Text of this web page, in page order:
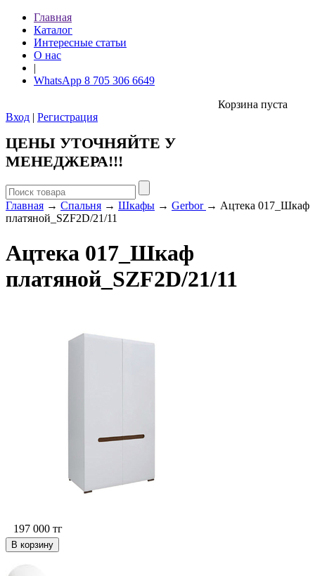
Главная
Каталог
Интересные статьи
О нас
|
WhatsApp 8 705 306 6649
Корзина пуста
Вход | Регистрация
ЦЕНЫ УТОЧНЯЙТЕ У
МЕНЕДЖЕРА!!!
Главная → Спальня → Шкафы → Gerbor → Ацтека 017_Шкаф
платяной_SZF2D/21/11
Ацтека 017_Шкаф
платяной_SZF2D/21/11
197 000 тг
В корзину